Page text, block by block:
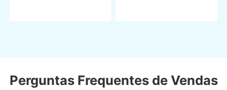
Perguntas Frequentes de Vendas